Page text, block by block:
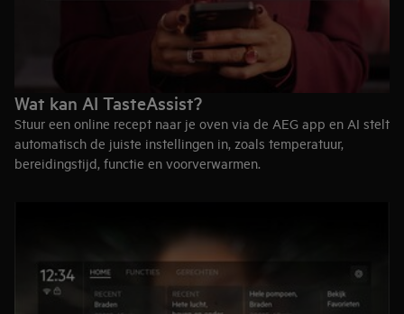
Wat kan AI TasteAssist?
Stuur een online recept naar je oven via de AEG app en AI stelt
automatisch de juiste instellingen in, zoals temperatuur,
bereidingstijd, functie en voorverwarmen.
Persoonlijke instellingen op maat
AI TasteAssist analyseert het type gerecht en past de
instellingen aan op basis van deep learning-technologie: